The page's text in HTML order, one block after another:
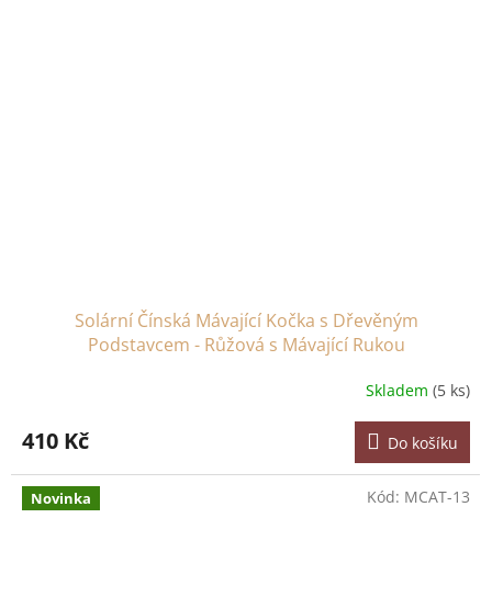
Solární Čínská Mávající Kočka s Dřevěným
Podstavcem - Růžová s Mávající Rukou
Skladem (5 ks)
410 Kč Do košíku
Novinka Kód: MCAT-13